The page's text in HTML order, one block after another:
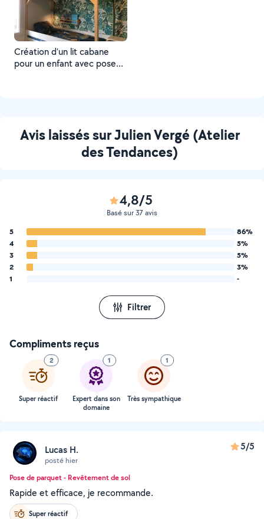
Création d’un lit cabane
pour un enfant avec pose
Avis laissés sur Julien Vergé (Atelier
des Tendances)
4,8/5
Basé sur 37 avis
5
86%
4
5%
3
5%
2
3%
1
-
Filtrer
Compliments reçus
2
Super réactif
1
Expert dans son
domaine
1
Très sympathique
Lucas H.
posté hier
5/5
Pose de parquet - Revêtement de sol
Rapide et efficace, je recommande.
Super réactif